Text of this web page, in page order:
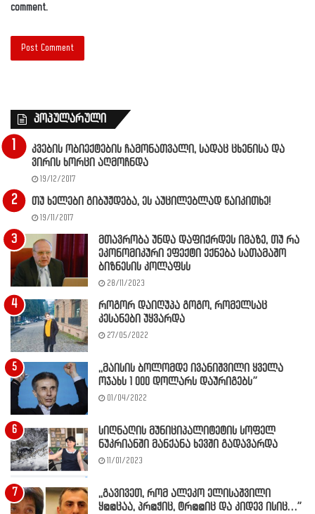
comment.
პოპულარული
კვების ობიექტების ჩამონათვალი, სადაც ცხენისა და
ვირის ხორცი აღმოჩნდა
19/12/2017
თუ ხელები გიბუჟდება, ეს აუცილებლად წაიკითხე!
19/11/2017
მთავრობა უნდა დაფიქრდეს იმაზე, თუ რა
ეკონომიკური ეფექტი ექნება სათამაშო
ბიზნესის კოლაფსს
28/11/2023
როგორ დაიღუპა გოგო, რომელსაც
კესანები უყვარდა
27/05/2022
,,მაისის ბოლომდე ივანიშვილი ყველა
ოჯახს 1 000 დოლარს დაურიგებს”
01/04/2022
სიღნაღის მუნიციპალიტეტის სოფელ
ნუკრიანში მანქანა ხევში გადავარდა
11/01/2023
,,გავივეთ, რომ ალეკო ელისაშვილი
ყ@@ცაა, პრ@ჭიც, ტრ@@იც და კიდევ ისიც…”